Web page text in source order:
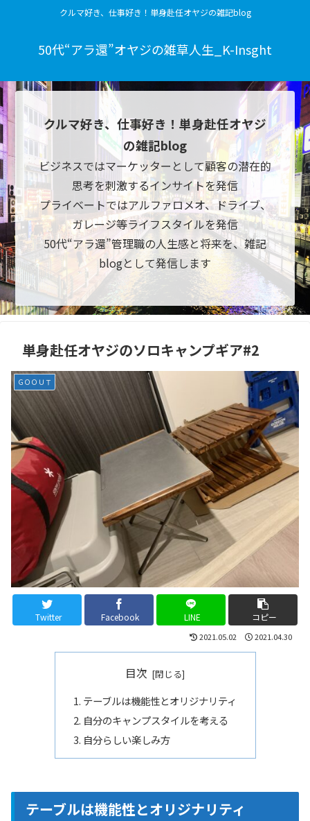
クルマ好き、仕事好き！単身赴任オヤジの雑記blog
50代“アラ還”オヤジの雑草人生_K-Insght
クルマ好き、仕事好き！単身赴任オヤジ
の雑記blog
ビジネスではマーケッターとして顧客の潜在的
思考を刺激するインサイトを発信
プライベートではアルファロメオ、ドライブ、
ガレージ等ライフスタイルを発信
50代“アラ還”管理職の人生感と将来を、雑記
blogとして発信します
単身赴任オヤジのソロキャンプギア#2
ＧＯＯＵＴ
Twitter Facebook LINE コピー
2021.05.02 2021.04.30
目次
テーブルは機能性とオリジナリティ
自分のキャンプスタイルを考える
自分らしい楽しみ方
テーブルは機能性とオリジナリティ